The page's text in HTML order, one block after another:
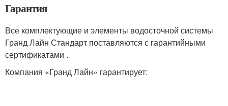
Гарантия
Все комплектующие и элементы водосточной системы
Гранд Лайн Стандарт поставляются с гарантийными
сертификатами .
Компания «Гранд Лайн» гарантирует: